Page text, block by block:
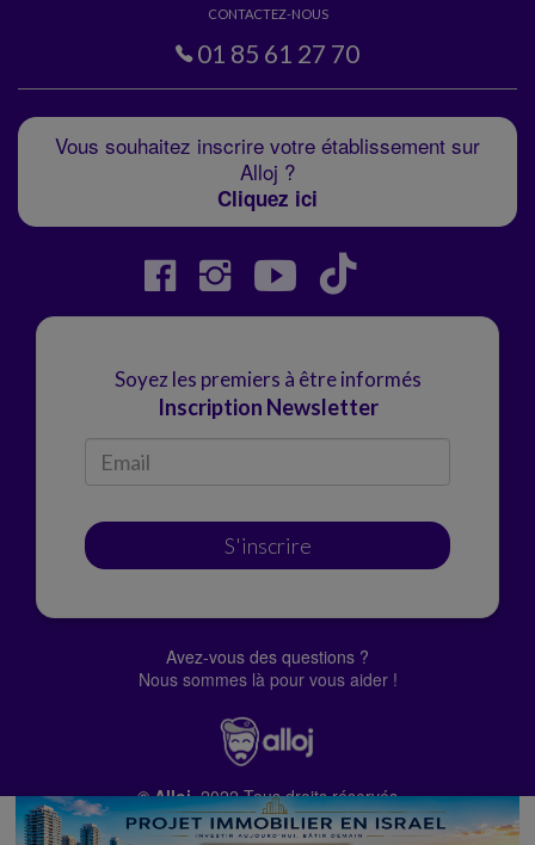
CONTACTEZ-NOUS
01 85 61 27 70
Vous souhaitez inscrire votre établissement sur
Alloj ?
Cliquez ici
Soyez les premiers à être informés
Inscription Newsletter
S'inscrire
Avez-vous des questions ?
Nous sommes là pour vous aider !
© Alloj.2022 Tous droits réservés